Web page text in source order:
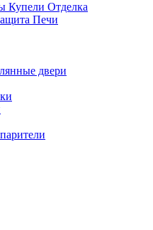
Купели Отделка
Печи
двери